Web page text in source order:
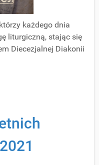
każdego dnia
liturgiczną, stając się
Diecezjalnej Diakonii